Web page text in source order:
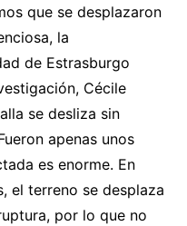
que se desplazaron
la
de Estrasburgo
Cécile
se desliza sin
apenas unos
es enorme. En
el terreno se desplaza
por lo que no